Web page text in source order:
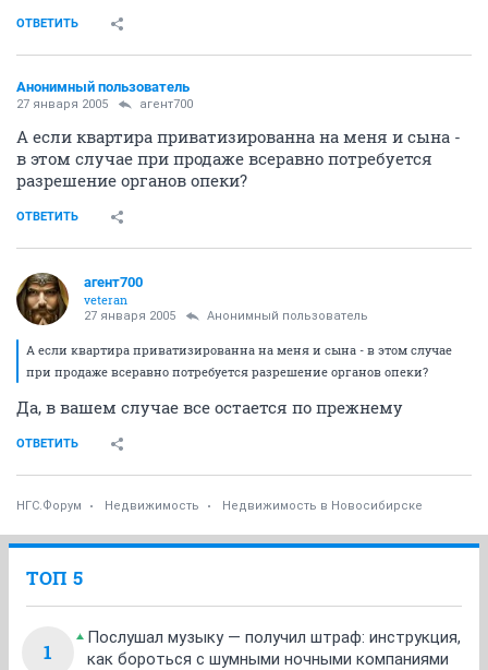
ОТВЕТИТЬ
Анонимный пользователь
27 января 2005 агент700
А если квартира приватизированна на меня и сына -
в этом случае при продаже всеравно потребуется
разрешение органов опеки?
ОТВЕТИТЬ
агент700
veteran
27 января 2005 Анонимный пользователь
А если квартира приватизированна на меня и сына - в этом случае
при продаже всеравно потребуется разрешение органов опеки?
Да, в вашем случае все остается по прежнему
ОТВЕТИТЬ
НГС.Форум Недвижимость Недвижимость в Новосибирске
ТОП 5
1
Послушал музыку — получил штраф: инструкция,
как бороться с шумными ночными компаниями